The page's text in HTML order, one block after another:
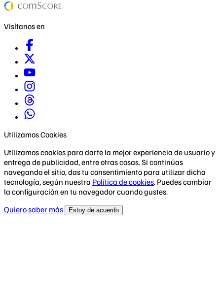
Visítanos en
Utilizamos Cookies
Utilizamos cookies para darte la mejor experiencia de usuario y
entrega de publicidad, entre otras cosas. Si continúas
navegando el sitio, das tu consentimiento para utilizar dicha
tecnología, según nuestra Política de cookies. Puedes cambiar
la configuración en tu navegador cuando gustes.
Quiero saber más
Estoy de acuerdo